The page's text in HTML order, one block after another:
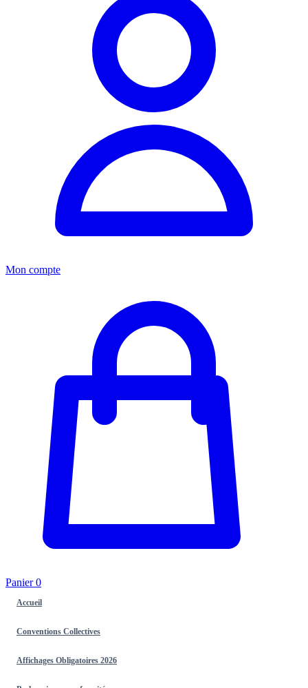
Mon compte
Panier0
Accueil
Conventions Collectives
Affichages Obligatoires 2026